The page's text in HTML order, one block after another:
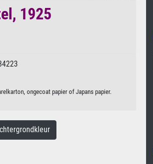
1925
ongecoat papier of Japans papier.